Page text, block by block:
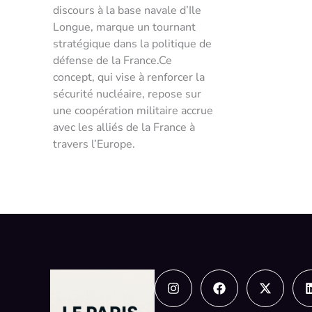
discours à la base navale d’Ile
Longue, marque un tournant
stratégique dans la politique de
défense de la France.Ce
concept, qui vise à renforcer la
sécurité nucléaire, repose sur
une coopération militaire accrue
avec les alliés de la France à
travers l’Europe.
InstagramFacebookX-
twitter